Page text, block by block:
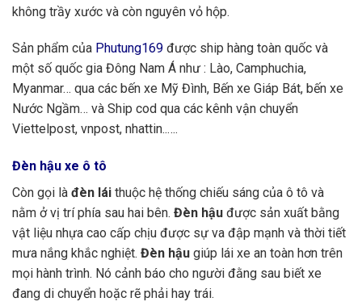
không trầy xước và còn nguyên vỏ hộp.
Sản phẩm của Phutung169 được ship hàng toàn quốc và
một số quốc gia Đông Nam Á như : Lào, Camphuchia,
Myanmar… qua các bến xe Mỹ Đình, Bến xe Giáp Bát, bến xe
Nước Ngầm… và Ship cod qua các kênh vận chuyển
Viettelpost, vnpost, nhattin..….
Đèn hậu xe ô tô
Còn gọi là đèn lái thuộc hệ thống chiếu sáng của ô tô và
nằm ở vị trí phía sau hai bên. Đèn hậu được sản xuất bằng
vật liệu nhựa cao cấp chịu được sự va đập mạnh và thời tiết
mưa nắng khắc nghiệt. Đèn hậu giúp lái xe an toàn hơn trên
mọi hành trình. Nó cảnh báo cho người đằng sau biết xe
đang di chuyển hoặc rẽ phải hay trái.